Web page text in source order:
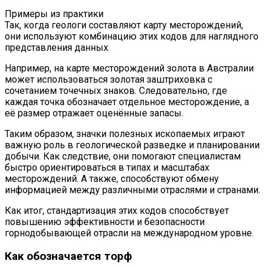
Примеры из практики
Так, когда геологи составляют карту месторождений,
они используют комбинацию этих кодов для наглядного
представления данных.
Например, на карте месторождений золота в Австралии
может использоваться золотая заштриховка с
сочетанием точечных знаков. Следовательно, где
каждая точка обозначает отдельное месторождение, а
её размер отражает оценённые запасы.
Таким образом, значки полезных ископаемых играют
важную роль в геологической разведке и планировании
добычи. Как следствие, они помогают специалистам
быстро ориентироваться в типах и масштабах
месторождений. А также, способствуют обмену
информацией между различными отраслями и странами.
Как итог, стандартизация этих кодов способствует
повышению эффективности и безопасности
горнодобывающей отрасли на международном уровне.
Как обозначается торф